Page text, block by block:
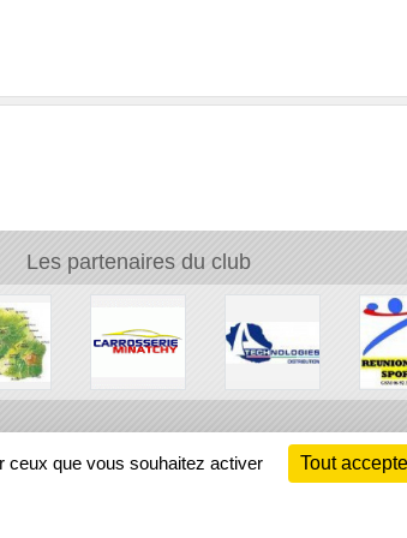
Les partenaires du club
ceux que vous souhaitez activer Tout